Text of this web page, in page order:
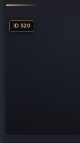
ID 520